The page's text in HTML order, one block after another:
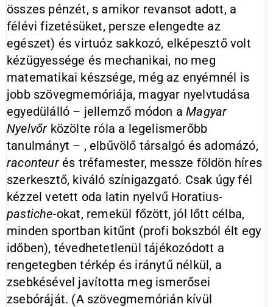
összes pénzét, s amikor revansot adott, a
félévi fizetésüket, persze elengedte az
egészet) és virtuóz sakkozó, elképesztő volt
kézügyessége és mechanikai, no meg
matematikai készsége, még az enyémnél is
jobb szövegmemóriája, magyar nyelvtudása
egyedülálló – jellemző módon aMagyar
Nyelvőr közölte róla a legelismerőbb
tanulmányt – , elbűvölő társalgó és adomázó,
raconteurés tréfamester, messze földön híres
szerkesztő, kiváló színigazgató. Csak úgy fél
kézzel vetett oda latin nyelvű Horatius-
pastiche-okat, remekül főzött, jól lőtt célba,
minden sportban kitűnt (profi bokszból élt egy
időben), tévedhetetlenül tájékozódott a
rengetegben térkép és iránytű nélkül, a
zsebkésével javította meg ismerősei
zsebóráját. (A szövegmemórián kívül